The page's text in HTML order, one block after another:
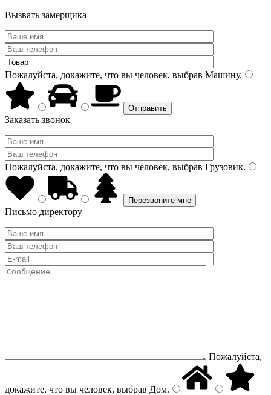
Вызвать замерщика
Пожалуйста, докажите, что вы человек, выбрав Машину.
Заказать звонок
Пожалуйста, докажите, что вы человек, выбрав Грузовик.
Письмо директору
Пожалуйста,
докажите, что вы человек, выбрав Дом.